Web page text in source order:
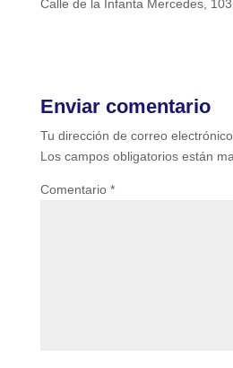
Calle de la Infanta Mercedes,
Enviar comentario
Tu dirección de correo
Los campos obligatorios están
Comentario *